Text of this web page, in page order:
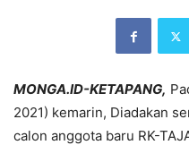
MONGA.ID-KETAPANG,
2021) kemarin, Diadakan
calon anggota baru RK-